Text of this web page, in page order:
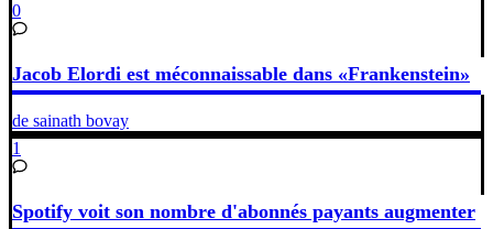
0
Jacob Elordi est méconnaissable dans «Frankenstein»
de sainath bovay
1
Spotify voit son nombre d'abonnés payants augmenter